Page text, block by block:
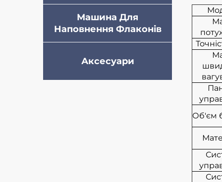
Машина Для
Наповнення Флаконів
Аксесуари
Об'єм